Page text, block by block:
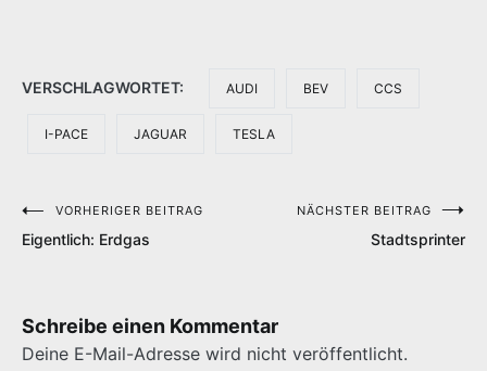
VERSCHLAGWORTET: AUDI BEV CCS
I-PACE JAGUAR TESLA
Beitragsnavigation
VORHERIGER BEITRAG
Eigentlich: Erdgas
NÄCHSTER BEITRAG
Stadtsprinter
Schreibe einen Kommentar
Deine E-Mail-Adresse wird nicht veröffentlicht.